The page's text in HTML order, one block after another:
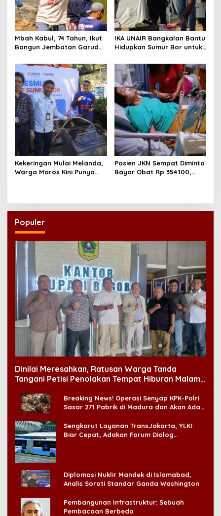
Mbah Kabul, 74 Tahun, Ikut
Bangun Jembatan Garuda
IKA UNAIR Bangkalan Bantu
Hidupkan Sumur Bor untuk
Kekeringan Mulai Melanda,
Warga Maros Kini Punya
Pasien JKN Sempat Diminta
Bayar Obat Rp 354.100,
Populer
Dinilai Meresahkan, Ratusan Warga Tanda
Tangani Petisi Penolakan Tempat Hiburan Malam
Breaking News! Operasi Senyap KPK-Polri
Sasar 271 Pabrik di Madura dan Akan Ada
Sengkarut Layanan TransJakarta, YLKI:
Biar Cepat, Adakan Forum Dialog
Diplomasi Nuklir Mandek di Islamabad,
Analis Soroti Standar Ganda Washington
Pembangunan Infrastruktur: Sebuah
Pembacaan Berbeda